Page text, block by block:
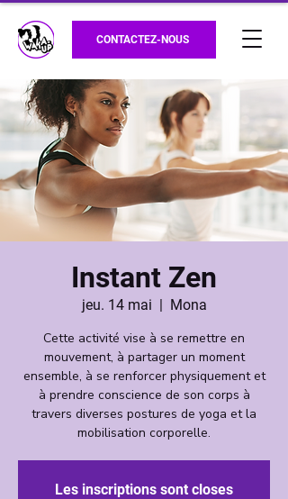
CONTACTEZ-NOUS
Instant Zen
jeu. 14 mai
  |
Mona
Cette activité vise à se remettre en
mouvement, à partager un moment
ensemble, à se renforcer physiquement et
à prendre conscience de son corps à
travers diverses postures de yoga et la
mobilisation corporelle.
Les inscriptions sont closes